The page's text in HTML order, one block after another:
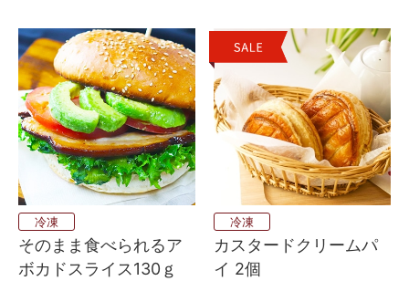
冷凍
そのまま食べられるア
ボカドスライス130ｇ
冷凍
カスタードクリームパ
イ 2個